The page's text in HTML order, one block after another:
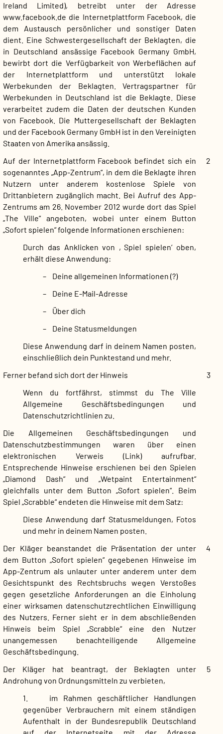
Ireland Limited), betreibt unter der Adresse
www.facebook.de die Internetplattform Facebook, die
dem Austausch persönlicher und sonstiger Daten
dient. Eine Schwestergesellschaft der Beklagten, die
in Deutschland ansässige Facebook Germany GmbH,
bewirbt dort die Verfügbarkeit von Werbeflächen auf
der Internetplattform und unterstützt lokale
Werbekunden der Beklagten. Vertragspartner für
Werbekunden in Deutschland ist die Beklagte. Diese
verarbeitet zudem die Daten der deutschen Kunden
von Facebook. Die Muttergesellschaft der Beklagten
und der Facebook Germany GmbH ist in den Vereinigten
Staaten von Amerika ansässig.
2
Auf der Internetplattform Facebook befindet sich ein
sogenanntes „App-Zentrum“, in dem die Beklagte ihren
Nutzern unter anderem kostenlose Spiele von
Drittanbietern zugänglich macht. Bei Aufruf des App-
Zentrums am 26. November 2012 wurde dort das Spiel
„The Ville“ angeboten, wobei unter einem Button
„Sofort spielen“ folgende Informationen erschienen:
Durch das Anklicken von ‚Spiel spielen‘ oben,
erhält diese Anwendung:
– Deine allgemeinen Informationen (?)
– Deine E-Mail-Adresse
– Über dich
– Deine Statusmeldungen
Diese Anwendung darf in deinem Namen posten,
einschließlich dein Punktestand und mehr.
3
Ferner befand sich dort der Hinweis
Wenn du fortfährst, stimmst du The Ville
Allgemeine Geschäftsbedingungen und
Datenschutzrichtlinien zu.
Die Allgemeinen Geschäftsbedingungen und
Datenschutzbestimmungen waren über einen
elektronischen Verweis (Link) aufrufbar.
Entsprechende Hinweise erschienen bei den Spielen
„Diamond Dash“ und „Wetpaint Entertainment“
gleichfalls unter dem Button „Sofort spielen“. Beim
Spiel „Scrabble“ endeten die Hinweise mit dem Satz:
Diese Anwendung darf Statusmeldungen, Fotos
und mehr in deinem Namen posten.
4
Der Kläger beanstandet die Präsentation der unter
dem Button „Sofort spielen“ gegebenen Hinweise im
App-Zentrum als unlauter unter anderem unter dem
Gesichtspunkt des Rechtsbruchs wegen Verstoßes
gegen gesetzliche Anforderungen an die Einholung
einer wirksamen datenschutzrechtlichen Einwilligung
des Nutzers. Ferner sieht er in dem abschließenden
Hinweis beim Spiel „Scrabble“ eine den Nutzer
unangemessen benachteiligende Allgemeine
Geschäftsbedingung.
5
Der Kläger hat beantragt, der Beklagten unter
Androhung von Ordnungsmitteln zu verbieten,
1. im Rahmen geschäftlicher Handlungen
gegenüber Verbrauchern mit einem ständigen
Aufenthalt in der Bundesrepublik Deutschland